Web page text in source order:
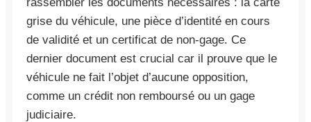
grise du véhicule, une pièce d’identité en cours
de validité et un certificat de non-gage. Ce
dernier document est crucial car il prouve que le
véhicule ne fait l’objet d’aucune opposition,
comme un crédit non remboursé ou un gage
judiciaire.